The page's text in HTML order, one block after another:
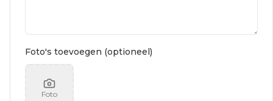
Foto's toevoegen (optioneel)
Foto